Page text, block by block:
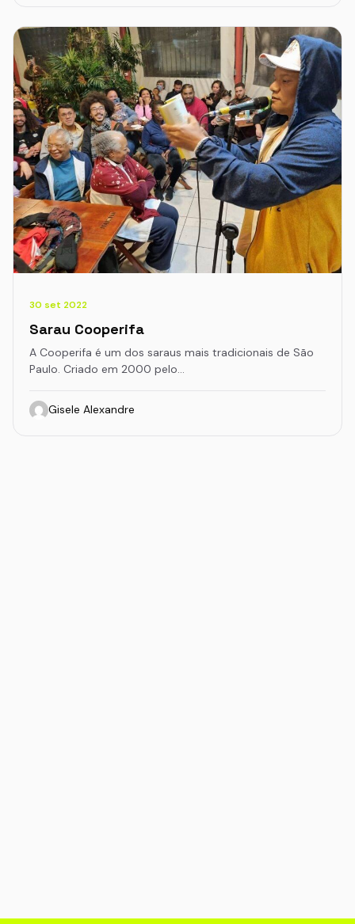
30 set 2022
Sarau Cooperifa
A Cooperifa é um dos saraus mais tradicionais de São
Paulo. Criado em 2000 pelo…
Gisele Alexandre